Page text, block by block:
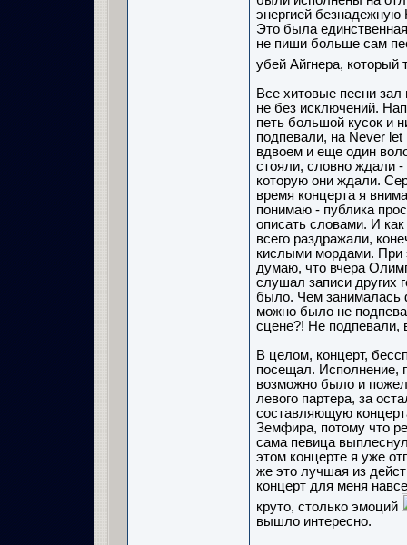
энергией безнадежную
Это была
не пиши больше сам
убей Айгнера, который
Все хитовые песни
не без исключений.
петь большой кусок и
подпевали, на Never
вдвоем и еще один
стояли, словно ждали
которую они ждали.
время концерта я
понимаю - публика
описать словами. И
всего раздражали,
кислыми мордами. При
думаю, что вчера
слушал записи других
было. Чем занималась
можно было не
сцене?! Не подпевали,
В целом, концерт,
посещал. Исполнение,
возможно было и
левого партера, за
составляющую
Земфира, потому что
сама певица
этом концерте я уже
же это лучшая из
концерт для меня
круто, столько эмоций
вышло интересно.